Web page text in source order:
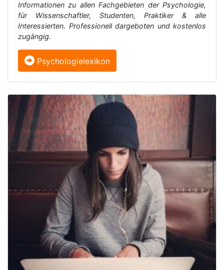
Informationen zu allen Fachgebieten der Psychologie,
für Wissenschaftler, Studenten, Praktiker & alle
Interessierten. Professionell dargeboten und kostenlos
zugängig.
Psychologielexikon